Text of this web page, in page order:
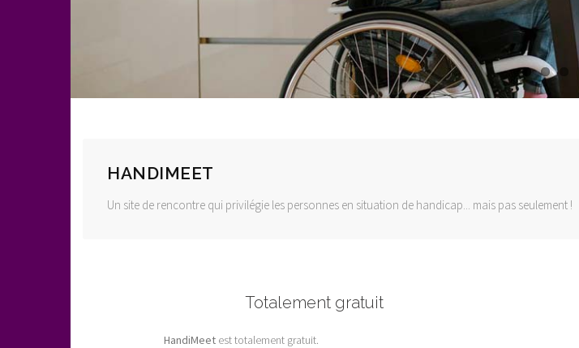
HANDIMEET
Un site de rencontre qui privilégie les personnes en situation de handicap... mais pas seulement !
Totalement gratuit
HandiMeet est totalement gratuit.